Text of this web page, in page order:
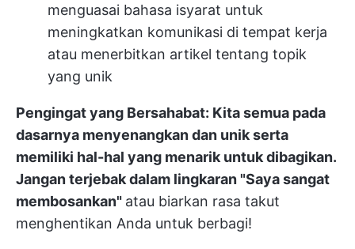
menguasai bahasa isyarat untuk
meningkatkan komunikasi di tempat kerja
atau menerbitkan artikel tentang topik
yang unik
Pengingat yang Bersahabat: Kita semua pada
dasarnya menyenangkan dan unik serta
memiliki hal-hal yang menarik untuk dibagikan.
Jangan terjebak dalam lingkaran "Saya sangat
membosankan" atau biarkan rasa takut
menghentikan Anda untuk berbagi!